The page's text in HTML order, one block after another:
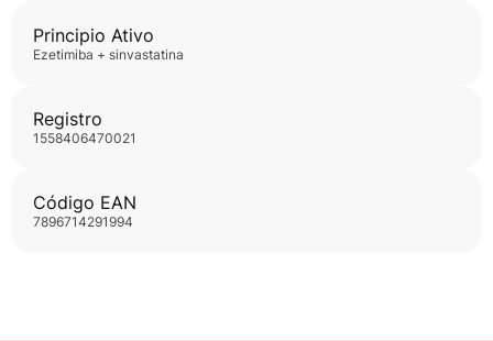
Principio Ativo
ezetimiba + sinvastatina
Registro
1558406470021
Código EAN
7896714291994